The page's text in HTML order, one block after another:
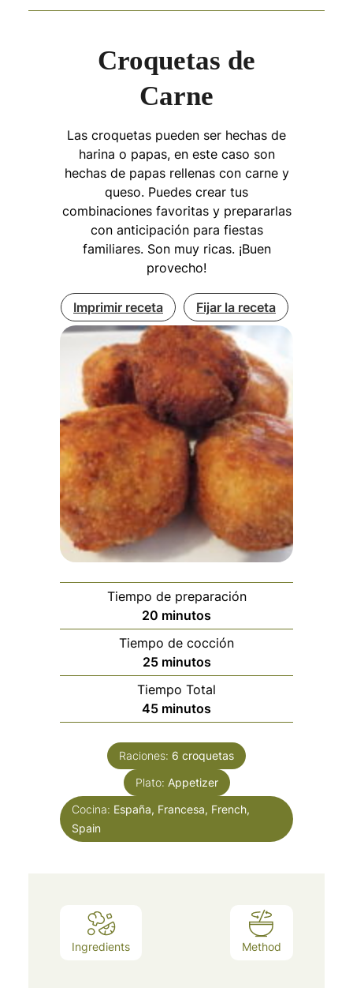
Croquetas de
Carne
Las croquetas pueden ser hechas de
harina o papas, en este caso son
hechas de papas rellenas con carne y
queso. Puedes crear tus
combinaciones favoritas y prepararlas
con anticipación para fiestas
familiares. Son muy ricas. ¡Buen
provecho!
Imprimir receta Fijar la receta
Tiempo de preparación
20 minutos
minutos
Tiempo de cocción
25minutos
minutos
Tiempo Total
45minutos
minutos
Raciones: 6 croquetas
Plato: Appetizer
Cocina: España, Francesa, French,
Spain
Ingredients Method